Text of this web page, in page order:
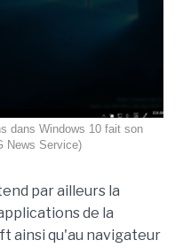
dans Windows 10 fait son
News Service)
par ailleurs la
de la
ainsi qu'au navigateur